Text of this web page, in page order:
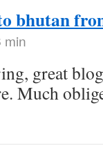
bhutan
min
great
Much